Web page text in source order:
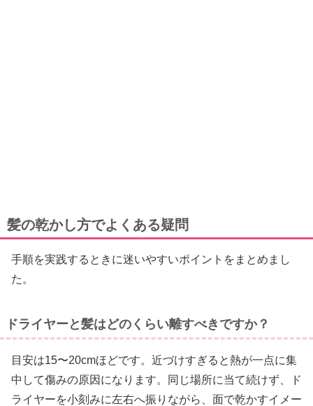
髪の乾かし方でよくある疑問
手順を実践するときに迷いやすいポイントをまとめまし
た。
ドライヤーと髪はどのくらい離すべきですか？
目安は15〜20cmほどです。近づけすぎると熱が一点に集
中して傷みの原因になります。同じ場所に当て続けず、ド
ライヤーを小刻みに左右へ振りながら、面で乾かすイメー